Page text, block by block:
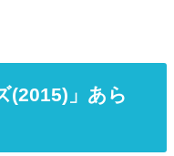
(2015)」あら